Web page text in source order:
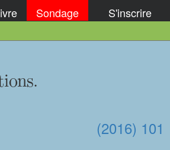
Sondage S'inscrire
(2016) 101